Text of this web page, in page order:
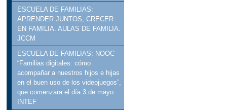
ESCUELA DE FAMILIAS:
APRENDER JUNTOS, CRECER
EN FAMILIA. AULAS DE FAMILIA.
JCCM
ESCUELA DE FAMILIAS: NOOC
“Familias digitales: cómo
acompañar a nuestros hijos e hijas
en el buen uso de los videojuegos”,
que comenzara el día 3 de mayo.
INTEF